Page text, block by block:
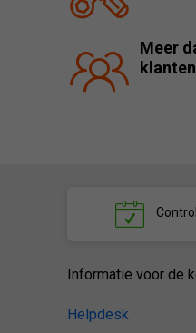
Meer
klanten
Informatie voor de
Helpdesk